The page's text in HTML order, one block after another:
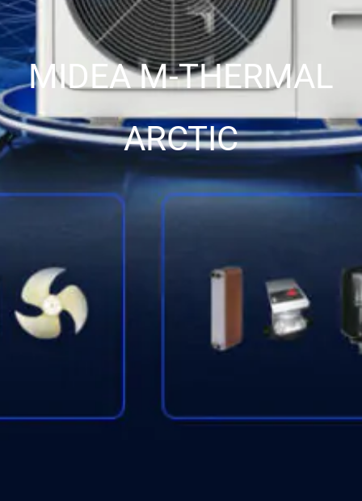
MIDEA M-THERMAL
ARCTIC